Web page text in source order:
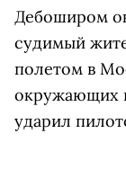
Дебоширом
судимый
полетом в
окружающих
ударил